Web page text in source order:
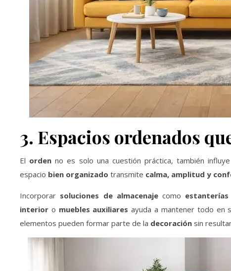
3. Espacios ordenados
El orden no es solo una cuestión práctica, también
espacio bien organizado transmite calma, amplitud y
Incorporar soluciones de almacenajecomo
interior o muebles auxiliares ayuda a mantener todo en
elementos pueden formar parte de la decoración sin